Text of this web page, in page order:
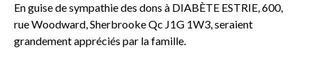
En guise de sympathie des dons à DIABÈTE ESTRIE, 600,
rue Woodward, Sherbrooke Qc J1G 1W3, seraient
grandement appréciés par la famille.